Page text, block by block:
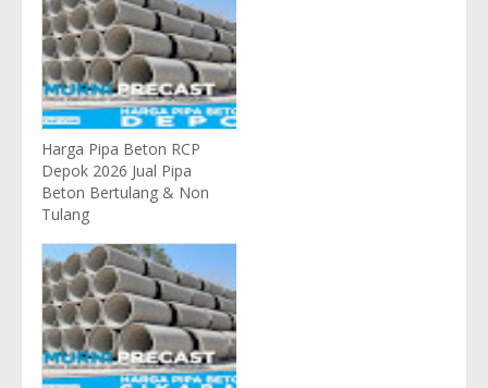
Harga Pipa Beton RCP
Depok 2026 Jual Pipa
Beton Bertulang & Non
Tulang